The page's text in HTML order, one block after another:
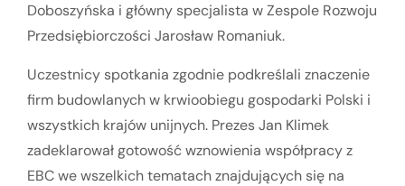
Doboszyńska i główny specjalista w Zespole Rozwoju
Przedsiębiorczości Jarosław Romaniuk.
Uczestnicy spotkania zgodnie podkreślali znaczenie
firm budowlanych w krwioobiegu gospodarki Polski i
wszystkich krajów unijnych. Prezes Jan Klimek
zadeklarował gotowość wznowienia współpracy z
EBC we wszelkich tematach znajdujących się na